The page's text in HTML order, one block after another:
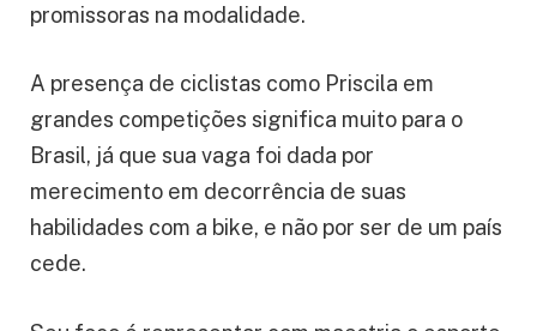
promissoras na modalidade.
A presença de ciclistas como Priscila em
grandes competições significa muito para o
Brasil, já que sua vaga foi dada por
merecimento em decorrência de suas
habilidades com a bike, e não por ser de um país
cede.